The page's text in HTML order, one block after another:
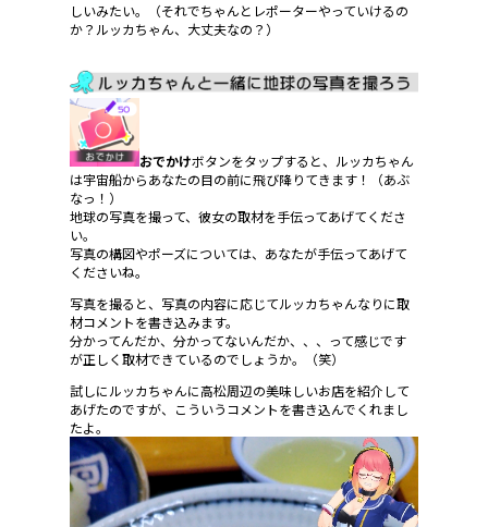
しいみたい。（それでちゃんとレポーターやっていけるの
か？ルッカちゃん、大丈夫なの？）
おでかけボタンをタップすると、ルッカちゃん
は宇宙船からあなたの目の前に飛び降りてきます！（あぶ
なっ！）
地球の写真を撮って、彼女の取材を手伝ってあげてくださ
い。
写真の構図やポーズについては、あなたが手伝ってあげて
くださいね。
写真を撮ると、写真の内容に応じてルッカちゃんなりに取
材コメントを書き込みます。
分かってんだか、分かってないんだか、、、って感じです
が正しく取材できているのでしょうか。（笑）
試しにルッカちゃんに高松周辺の美味しいお店を紹介して
あげたのですが、こういうコメントを書き込んでくれまし
たよ。